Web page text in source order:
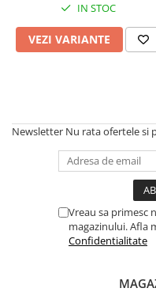
IN STOC
VEZI VARIANTE
Newsletter Nu rata ofertele si
Vreau sa primesc
magazinului. Afla
Confidentialitate